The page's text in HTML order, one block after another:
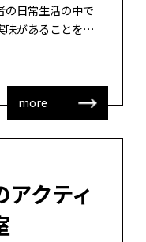
の日常生活の中で
味があることを意
送をそのまま日
more
クティ